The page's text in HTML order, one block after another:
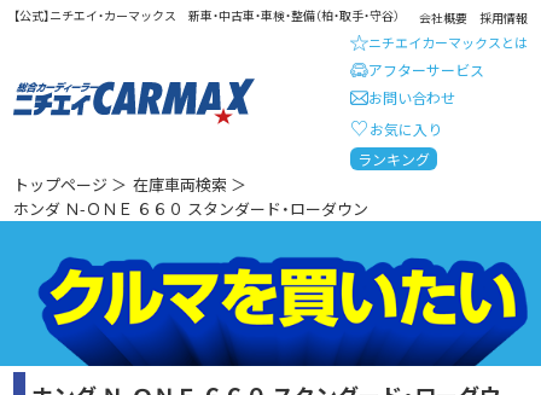
【公式】ニチエイ・カーマックス 新車・中古車・車検・整備（柏・取手・守谷） 会社概要 採用情報
総合カーディーラー ニチエイ・
ニチエイカーマックスとは
アフターサービス
お問い合わせ
お気に入り
ランキング
トップページ ＞ 在庫車両検索 ＞
ホンダ Ｎ-ＯＮＥ ６６０ スタンダード・ローダウン